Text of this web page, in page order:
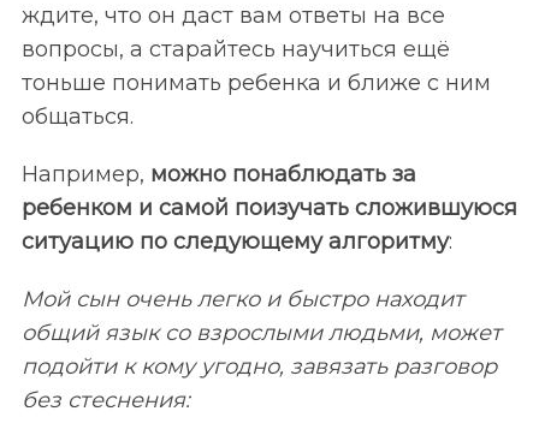
ждите, что он даст вам ответы на все
вопросы, а старайтесь научиться ещё
тоньше понимать ребенка и ближе с ним
общаться.
Например, можно понаблюдать за
ребенком и самой поизучать сложившуюся
ситуацию по следующему алгоритму:
Мой сын очень легко и быстро находит
общий язык со взрослыми людьми, может
подойти к кому угодно, завязать разговор
без стеснения: